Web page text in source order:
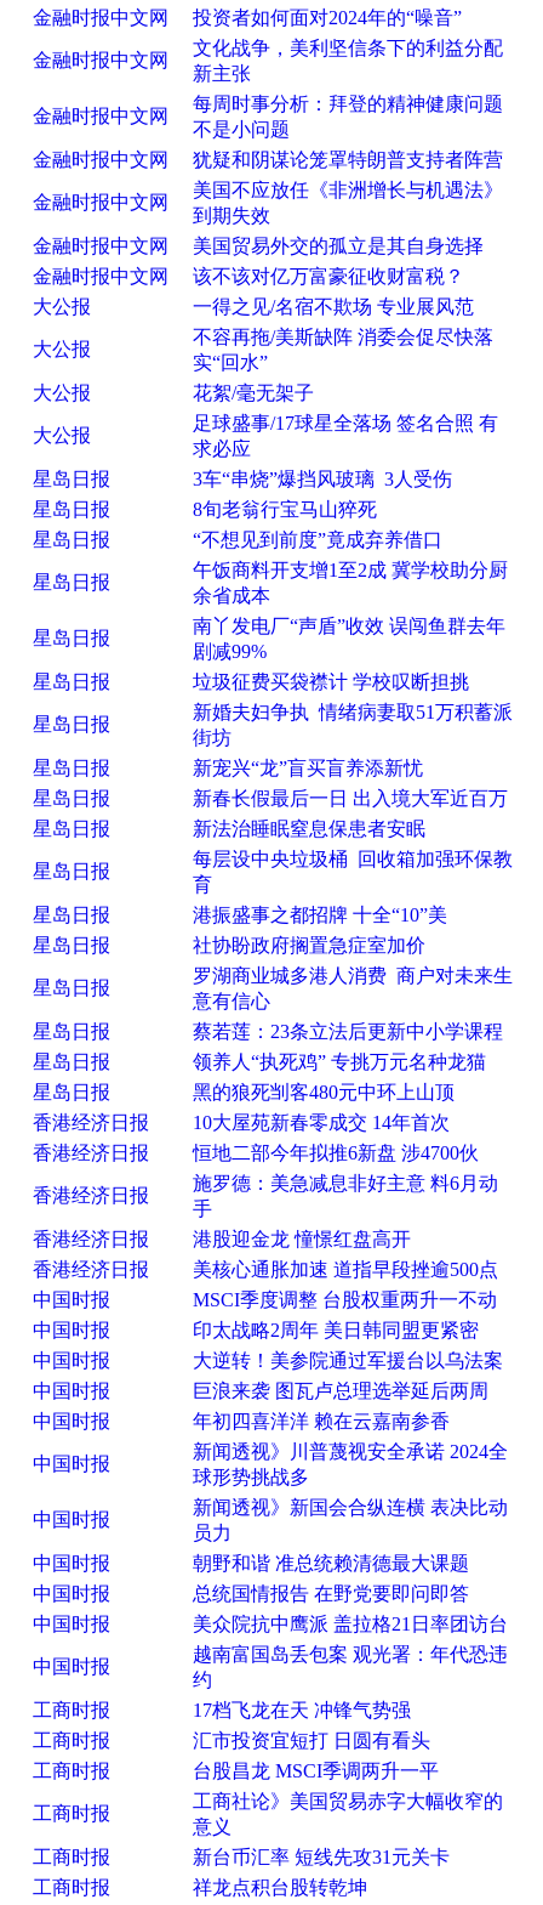
金融时报中文网
投资者如何面对2024年的“噪音”
金融时报中文网
文化战争，美利坚信条下的利益分配
新主张
金融时报中文网
每周时事分析：拜登的精神健康问题
不是小问题
金融时报中文网
犹疑和阴谋论笼罩特朗普支持者阵营
金融时报中文网
美国不应放任《非洲增长与机遇法》
到期失效
金融时报中文网
美国贸易外交的孤立是其自身选择
金融时报中文网
该不该对亿万富豪征收财富税？
大公报
一得之见/名宿不欺场 专业展风范
大公报
不容再拖/美斯缺阵 消委会促尽快落
实“回水”
大公报
花絮/毫无架子
大公报
足球盛事/17球星全落场 签名合照 有
求必应
星岛日报
3车“串烧”爆挡风玻璃 3人受伤
星岛日报
8旬老翁行宝马山猝死
星岛日报
“不想见到前度”竟成弃养借口
星岛日报
午饭商料开支增1至2成 冀学校助分厨
余省成本
星岛日报
南丫发电厂“声盾”收效 误闯鱼群去年
剧减99%
星岛日报
垃圾征费买袋襟计 学校叹断担挑
星岛日报
新婚夫妇争执 情绪病妻取51万积蓄派
街坊
星岛日报
新宠兴“龙”盲买盲养添新忧
星岛日报
新春长假最后一日 出入境大军近百万
星岛日报
新法治睡眠窒息保患者安眠
星岛日报
每层设中央垃圾桶 回收箱加强环保教
育
星岛日报
港振盛事之都招牌 十全“10”美
星岛日报
社协盼政府搁置急症室加价
星岛日报
罗湖商业城多港人消费 商户对未来生
意有信心
星岛日报
蔡若莲：23条立法后更新中小学课程
星岛日报
领养人“执死鸡” 专挑万元名种龙猫
星岛日报
黑的狼死㓥客480元中环上山顶
香港经济日报
10大屋苑新春零成交 14年首次
香港经济日报
恒地二部今年拟推6新盘 涉4700伙
香港经济日报
施罗德：美急减息非好主意 料6月动
手
香港经济日报
港股迎金龙 憧憬红盘高开
香港经济日报
美核心通胀加速 道指早段挫逾500点
中国时报
MSCI季度调整 台股权重两升一不动
中国时报
印太战略2周年 美日韩同盟更紧密
中国时报
大逆转！美参院通过军援台以乌法案
中国时报
巨浪来袭 图瓦卢总理选举延后两周
中国时报
年初四喜洋洋 赖在云嘉南参香
中国时报
新闻透视》川普蔑视安全承诺 2024全
球形势挑战多
中国时报
新闻透视》新国会合纵连横 表决比动
员力
中国时报
朝野和谐 准总统赖清德最大课题
中国时报
总统国情报告 在野党要即问即答
中国时报
美众院抗中鹰派 盖拉格21日率团访台
中国时报
越南富国岛丢包案 观光署：年代恐违
约
工商时报
17档飞龙在天 冲锋气势强
工商时报
汇市投资宜短打 日圆有看头
工商时报
台股昌龙 MSCI季调两升一平
工商时报
工商社论》美国贸易赤字大幅收窄的
意义
工商时报
新台币汇率 短线先攻31元关卡
工商时报
祥龙点积台股转乾坤